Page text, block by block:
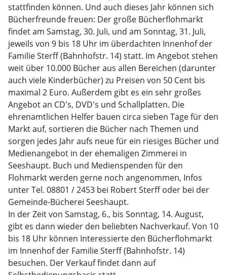
stattfinden können. Und auch dieses Jahr können sich
Bücherfreunde freuen: Der große Bücherflohmarkt
findet am Samstag, 30. Juli, und am Sonntag, 31. Juli,
jeweils von 9 bis 18 Uhr im überdachten Innenhof der
Familie Sterff (Bahnhofstr. 14) statt. Im Angebot stehen
weit über 10.000 Bücher aus allen Bereichen (darunter
auch viele Kinderbücher) zu Preisen von 50 Cent bis
maximal 2 Euro. Außerdem gibt es ein sehr großes
Angebot an CD's, DVD's und Schallplatten. Die
ehrenamtlichen Helfer bauen circa sieben Tage für den
Markt auf, sortieren die Bücher nach Themen und
sorgen jedes Jahr aufs neue für ein riesiges Bücher und
Medienangebot in der ehemaligen Zimmerei in
Seeshaupt. Buch und Medienspenden für den
Flohmarkt werden gerne noch angenommen, Infos
unter Tel. 08801 / 2453 bei Robert Sterff oder bei der
Gemeinde-Bücherei Seeshaupt.
In der Zeit von Samstag, 6., bis Sonntag, 14. August,
gibt es dann wieder den beliebten Nachverkauf. Von 10
bis 18 Uhr können Interessierte den Bücherflohmarkt
im Innenhof der Familie Sterff (Bahnhofstr. 14)
besuchen. Der Verkauf findet dann auf